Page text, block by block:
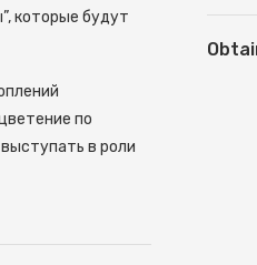
которые будут
по
в роли